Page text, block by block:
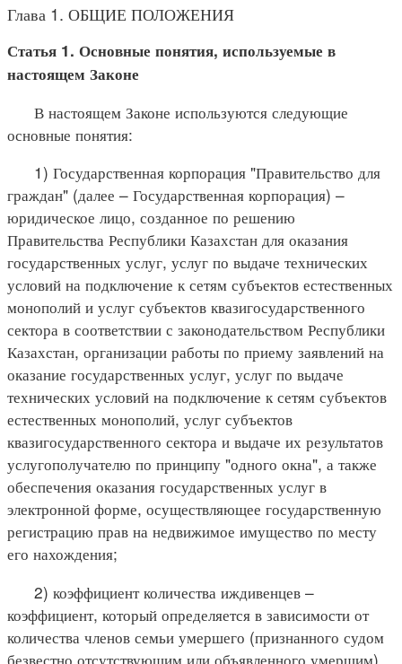
Глава 1. ОБЩИЕ ПОЛОЖЕНИЯ
Статья 1. Основные понятия, используемые в
настоящем Законе
В настоящем Законе используются следующие
основные понятия:
1) Государственная корпорация "Правительство для
граждан" (далее – Государственная корпорация) –
юридическое лицо, созданное по решению
Правительства Республики Казахстан для оказания
государственных услуг, услуг по выдаче технических
условий на подключение к сетям субъектов естественных
монополий и услуг субъектов квазигосударственного
сектора в соответствии с законодательством Республики
Казахстан, организации работы по приему заявлений на
оказание государственных услуг, услуг по выдаче
технических условий на подключение к сетям субъектов
естественных монополий, услуг субъектов
квазигосударственного сектора и выдаче их результатов
услугополучателю по принципу "одного окна", а также
обеспечения оказания государственных услуг в
электронной форме, осуществляющее государственную
регистрацию прав на недвижимое имущество по месту
его нахождения;
2) коэффициент количества иждивенцев –
коэффициент, который определяется в зависимости от
количества членов семьи умершего (признанного судом
безвестно отсутствующим или объявленного умершим)